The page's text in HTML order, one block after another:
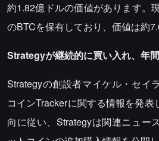
約1.82億ドルの価値があります。
のBTCを保有しており、価値は約
Strategyが継続的に買い入れ、年
Strategyの創設者マイケル・セイ
コインTrackerに関する情報を発
向に従い、Strategyは関連ニュー